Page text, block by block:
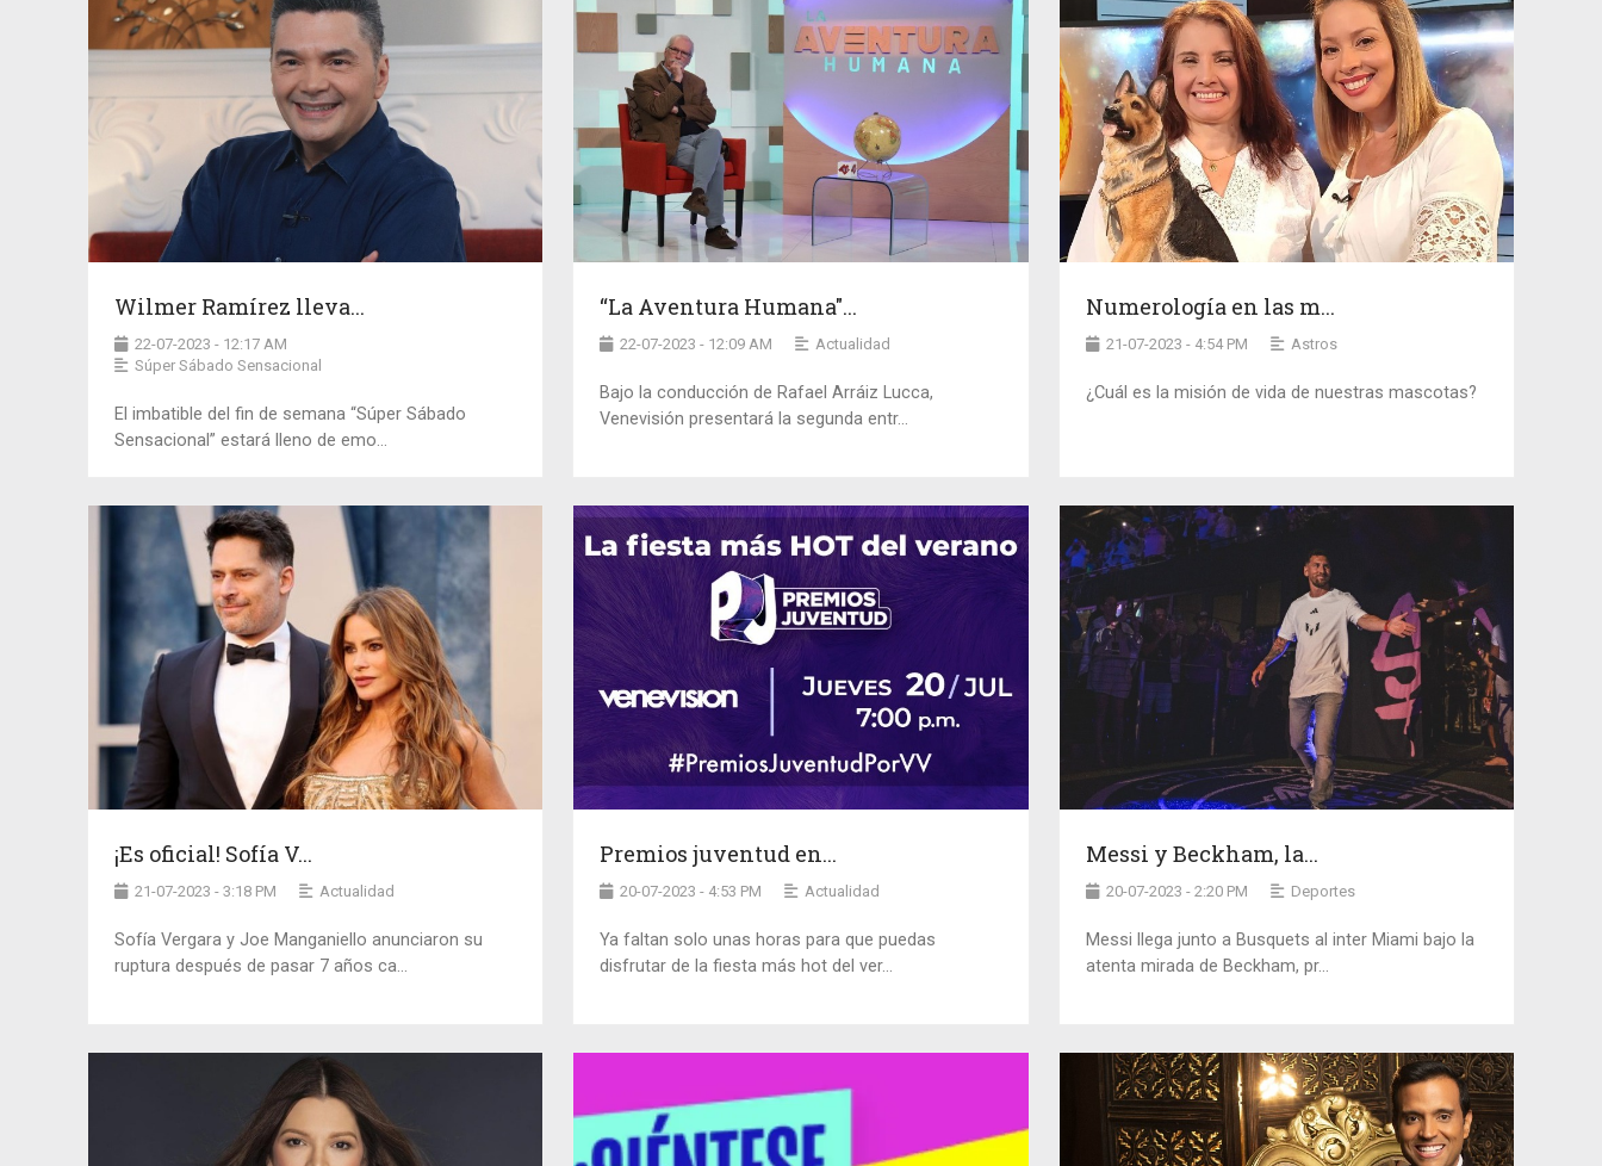
Wilmer Ramírez lleva...
22-07-2023 - 12:17 AM
Súper Sábado Sensacional
El imbatible del fin de semana “Súper Sábado
Sensacional” estará lleno de emo...
“La Aventura Humana"...
22-07-2023 - 12:09 AM Actualidad
Bajo la conducción de Rafael Arráiz Lucca,
Venevisión presentará la segunda entr...
Numerología en las m...
21-07-2023 - 4:54 PM Astros
¿Cuál es la misión de vida de nuestras mascotas?
¡Es oficial! Sofía V...
21-07-2023 - 3:18 PM Actualidad
Sofía Vergara y Joe Manganiello anunciaron su
ruptura después de pasar 7 años ca...
Premios juventud en...
20-07-2023 - 4:53 PM Actualidad
Ya faltan solo unas horas para que puedas
disfrutar de la fiesta más hot del ver...
Messi y Beckham, la...
20-07-2023 - 2:20 PM Deportes
Messi llega junto a Busquets al inter Miami bajo la
atenta mirada de Beckham, pr...